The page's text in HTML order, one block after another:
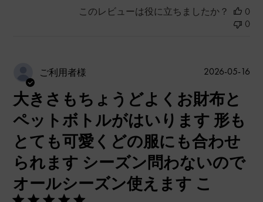
このレビューは役に立ちましたか？
0
0
ご利用者様
大きさもちょうどよくお財布と
ペットボトルがはいります 形も
とても可愛くどの服にも合わせ
られます シーズン問わないので
オールシーズン使えます こ
公
2026-05-16